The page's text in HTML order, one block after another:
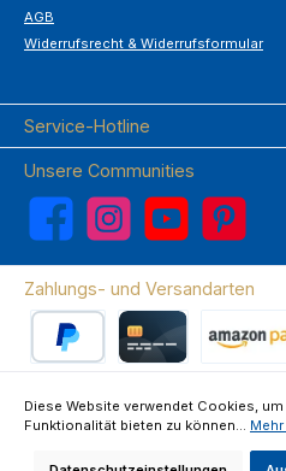
AGB
Widerrufsrecht & Widerrufsformular
Service-Hotline
Unsere Communities
Facebook Instagram YouTube Pinterest
Zahlungs- und Versandarten
Wir versenden mit DHL
Diese Website verwendet Cookies,
Funktionalität bieten zu können...